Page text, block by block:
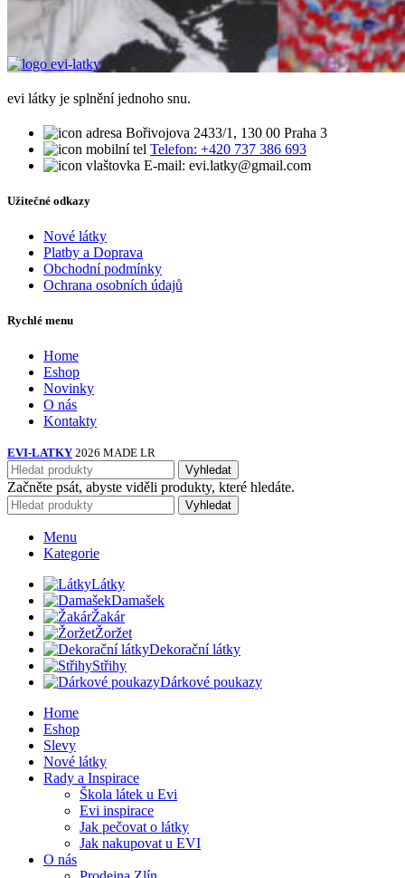
evi látky je splnění jednoho snu.
Bořivojova 2433/1, 130 00 Praha 3
Telefon: +420 737 386 693
E-mail: evi.latky@gmail.com
Užitečné odkazy
Nové látky
Platby a Doprava
Obchodní podmínky
Ochrana osobních údajů
Rychlé menu
Home
Eshop
Novinky
O nás
Kontakty
EVI-LATKY 2026 MADE LR
Vyhledat
Začněte psát, abyste viděli produkty, které hledáte.
Vyhledat
Menu
Kategorie
Látky
Damašek
Žakár
Žoržet
Dekorační látky
Střihy
Dárkové poukazy
Home
Eshop
Slevy
Nové látky
Rady a Inspirace
Škola látek u Evi
Evi inspirace
Jak pečovat o látky
Jak nakupovat u EVI
O nás